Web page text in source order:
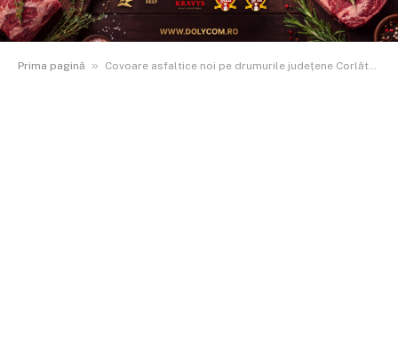
Prima pagină » Covoare asfaltice noi pe drumurile județene Corlăteni-Podeni și Șendriceni-Lozna